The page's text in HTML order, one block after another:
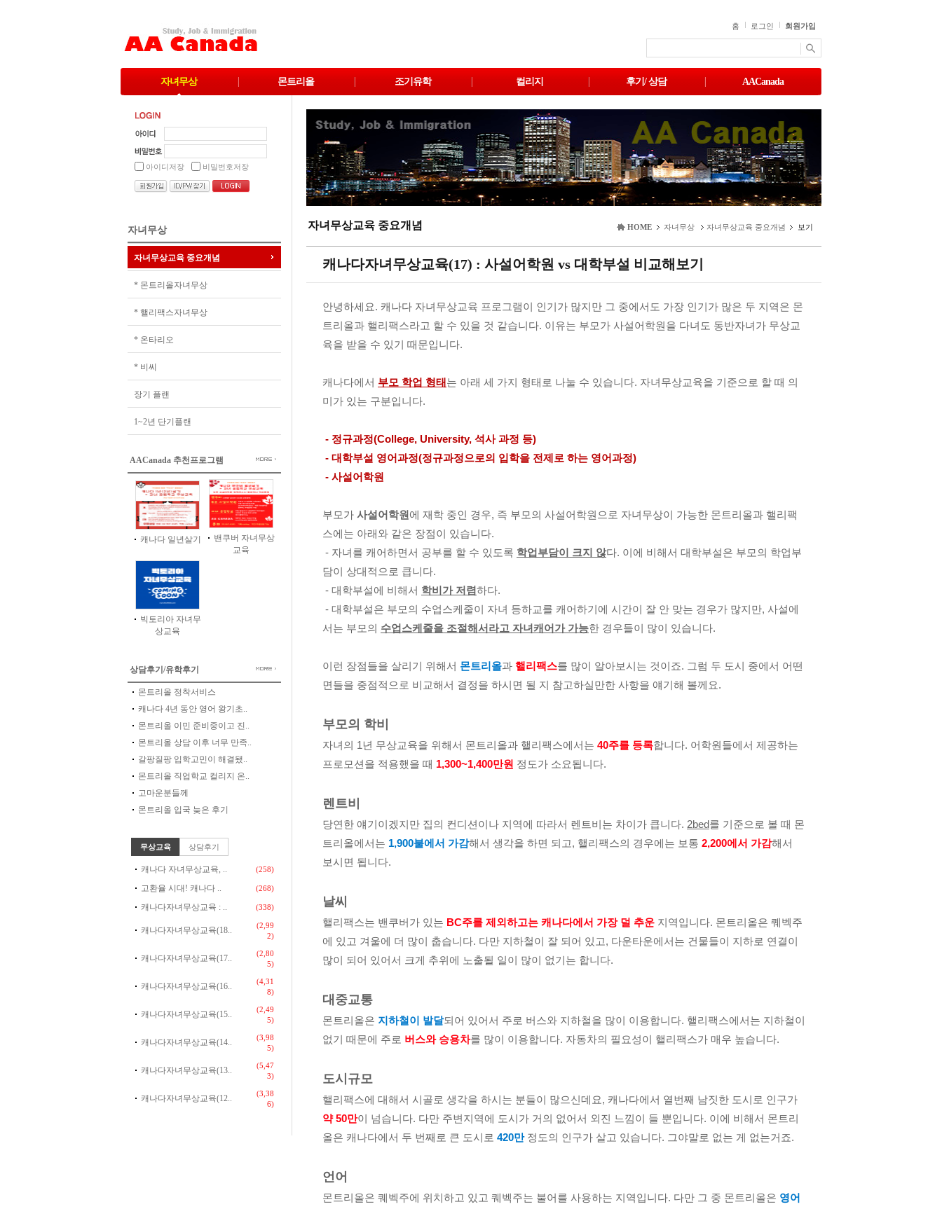
홈 로그인 회원가입
자녀무상 몬트리올 조기유학 컬리지 후기/ 상담 AACanada
아이디저장 비밀번호저장
자녀무상
자녀무상교육 중요개념
* 몬트리올자녀무상
* 핼리팩스자녀무상
* 온타리오
* 비씨
장기 플랜
1~2년 단기플랜
AACanada 추천프로그램
캐나다 일년살기
밴쿠버 자녀무상
교육
빅토리아 자녀무
상교육
상담후기/유학후기
몬트리올 정착서비스
캐나다 4년 동안 영어 왕기초..
몬트리올 이민 준비중이고 진..
몬트리올 상담 이후 너무 만족..
갈팡질팡 입학고민이 해결됐..
몬트리올 직업학교 컬리지 온..
고마운분들께
몬트리올 입국 늦은 후기
무상교육 상담후기
캐나다 자녀무상교육, .. (258)
고환율 시대! 캐나다 .. (268)
캐나다자녀무상교육 : .. (338)
캐나다자녀무상교육(18..
(2,99
2)
캐나다자녀무상교육(17..
(2,80
5)
캐나다자녀무상교육(16..
(4,31
8)
캐나다자녀무상교육(15..
(2,49
5)
캐나다자녀무상교육(14..
(3,98
5)
캐나다자녀무상교육(13..
(5,47
3)
캐나다자녀무상교육(12..
(3,38
6)
자녀무상교육 중요개념 HOME 자녀무상 자녀무상교육 중요개념 보기
캐나다자녀무상교육(17) : 사설어학원 vs 대학부설 비교해보기
안녕하세요. 캐나다 자녀무상교육 프로그램이 인기가 많지만 그 중에서도 가장 인기가 많은 두 지역은 몬
트리올과 핼리팩스라고 할 수 있을 것 같습니다. 이유는 부모가 사설어학원을 다녀도 동반자녀가 무상교
육을 받을 수 있기 때문입니다.
캐나다에서 부모 학업 형태는 아래 세 가지 형태로 나눌 수 있습니다. 자녀무상교육을 기준으로 할 때 의
미가 있는 구분입니다.
- 정규과정(College, University, 석사 과정 등)
- 대학부설 영어과정(정규과정으로의 입학을 전제로 하는 영어과정)
- 사설어학원
부모가 사설어학원 에 재학 중인 경우, 즉 부모의 사설어학원으로 자녀무상이 가능한 몬트리올과 핼리팩
스에는 아래와 같은 장점이 있습니다.
- 자녀를 캐어하면서 공부를 할 수 있도록 학업부담이 크지 않다. 이에 비해서 대학부설은 부모의 학업부
담이 상대적으로 큽니다.
- 대학부설에 비해서 학비가 저렴하다.
서는 부모의 수업스케줄을 조절해서라고 자녀캐어가 가능한 경우들이 많이 있습니다.
이런 장점들을 살리기 위해서 몬트리올과 핼리팩스를 많이 알아보시는 것이죠. 그럼 두 도시 중에서 어떤
면들을 중점적으로 비교해서 결정을 하시면 될 지 참고하실만한 사항을 얘기해 볼께요.
부모의 학비
자녀의 1년 무상교육을 위해서 몬트리올과 핼리팩스에서는 40주를 등록합니다. 어학원들에서 제공하는
프로모션을 적용했을 때 1,300~1,400만원 정도가 소요됩니다.
렌트비
당연한 얘기이겠지만 집의 컨디션이나 지역에 따라서 렌트비는 차이가 큽니다. 2bed를 기준으로 볼 때 몬
트리올에서는 1,900불에서 가감해서 생각을 하면 되고, 핼리팩스의 경우에는 보통 2,200에서 가감해서
보시면 됩니다.
날씨
핼리팩스는 밴쿠버가 있는 BC주를 제외하고는 캐나다에서 가장 덜 추운 지역입니다. 몬트리올은 퀘벡주
에 있고 겨울에 더 많이 춥습니다. 다만 지하철이 잘 되어 있고, 다운타운에서는 건물들이 지하로 연결이
많이 되어 있어서 크게 추위에 노출될 일이 많이 없기는 합니다.
대중교통
몬트리올은 지하철이 발달되어 있어서 주로 버스와 지하철을 많이 이용합니다. 핼리팩스에서는 지하철이
없기 때문에 주로 버스와 승용차를 많이 이용합니다. 자동차의 필요성이 핼리팩스가 매우 높습니다.
도시규모
약 50만이 넘습니다. 다만 주변지역에 도시가 거의 없어서 외진 느낌이 들 뿐입니다. 이에 비해서 몬트리
올은 캐나다에서 두 번째로 큰 도시로 420만 정도의 인구가 살고 있습니다. 그야말로 없는 게 없는거죠.
언어
몬트리올은 퀘벡주에 위치하고 있고 퀘벡주는 불어를 사용하는 지역입니다. 다만 그 중 몬트리올은 영어